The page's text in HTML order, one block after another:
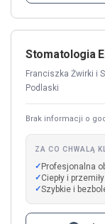
Stomatologia
Franciszka Żwirki i
Podlaski
Brak informacji o
ZA CO CHWALĄ
Profesjonalna
Ciepły i
Szybkie i